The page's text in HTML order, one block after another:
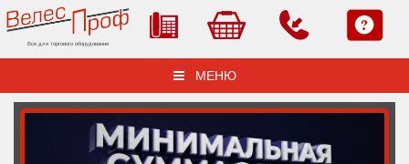
Все для торгового оборудования
МЕНЮ